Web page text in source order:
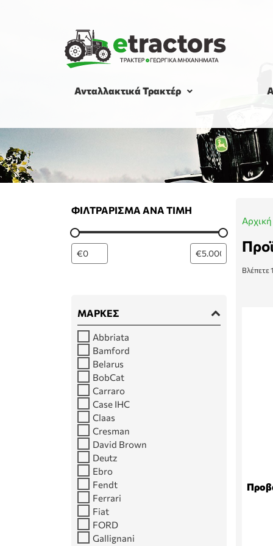
Ανταλλακτικά Τρακτέρ
ΦΙΛΤΡΆΡΙΣΜΑ ΑΝΆ ΤΙΜΉ
ΜΆΡΚΕΣ
Abbriata
Bamford
Belarus
BobCat
Carraro
Case IHC
Claas
Cresman
David Brown
Deutz
Ebro
Fendt
Ferrari
Fiat
FORD
Gallignani
Αρχική
Βλέπετε